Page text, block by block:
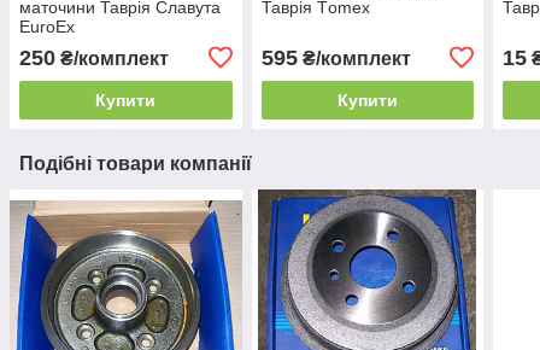
маточини Таврія Славута
EuroEx
250 ₴/комплект
Купити
Таврія Тomex
595₴/комплект
Купити
15
Подібні товари компанії